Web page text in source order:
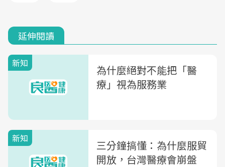
延伸閱讀
新知
為什麼絕對不能把「醫
療」視為服務業
新知
三分鐘搞懂：為什麼服貿
開放，台灣醫療會崩盤